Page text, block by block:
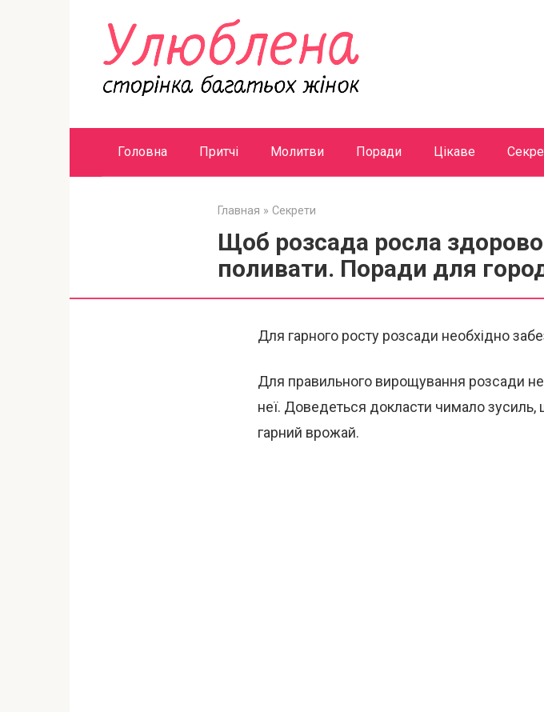
Головна Притчі Молитви Поради Цікаве
Главная » Секрети
Щоб розсада росла
поливати. Поради для
Для гарного росту розсади необхідно
Для правильного вирощування розсади
неї. Доведеться докласти чимало зусиль,
гарний врожай.